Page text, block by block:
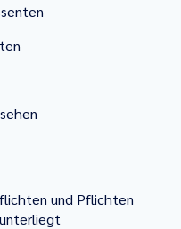
und Pflichten